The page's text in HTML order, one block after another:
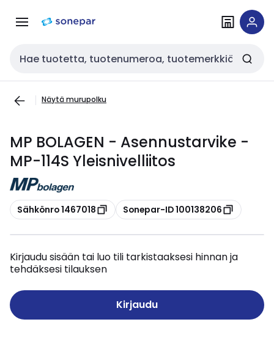
navigointiinsisältöön
Haku
Näytä murupolku
MP BOLAGEN - Asennustarvike -
MP-114S Yleisnivelliitos
Kopioi
Sähkönro 1467018 Kopioi
Sonepar-ID 100138206
Kirjaudu sisään tai luo tili tarkistaaksesi hinnan ja
tehdäksesi tilauksen
Kirjaudu